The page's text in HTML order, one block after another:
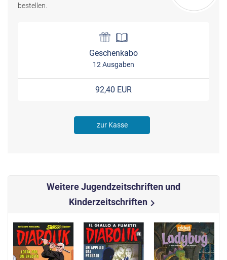
bestellen.
Geschenkabo
12 Ausgaben
92,40 EUR
zur Kasse
Weitere Jugendzeitschriften und
Kinderzeitschriftenchevron_right